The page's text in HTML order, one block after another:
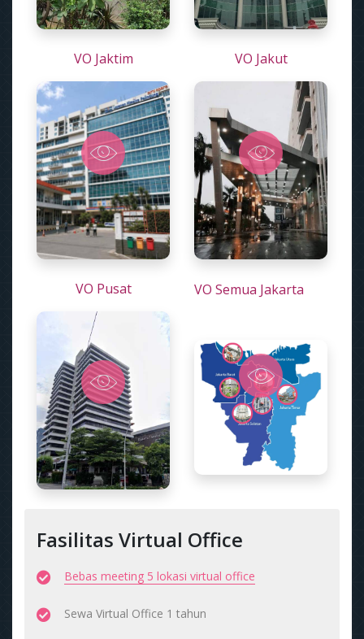
VO Jaktim VO Jakut
VO Pusat VO Semua Jakarta
Fasilitas Virtual Office
Bebas meeting 5 lokasi virtual office
Sewa Virtual Office 1 tahun